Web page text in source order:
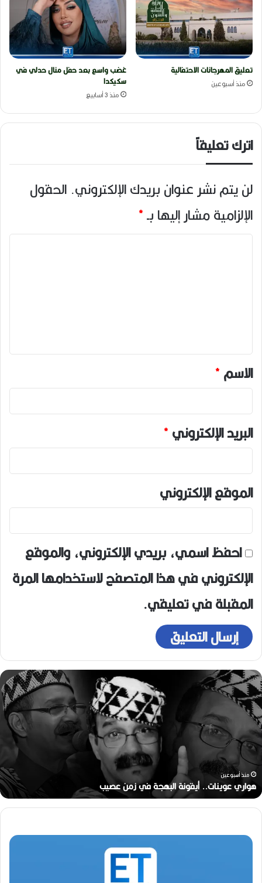
تعليق المهرجانات الاحتفالية
منذ أسبوعين
غضب واسع بعد حفل منال حدلي في
سكيكدا
منذ 3 أسابيع
اترك تعليقاً
لن يتم نشر عنوان بريدك الإلكتروني. الحقول
الإلزامية مشار إليها بـ*
ا
ق
*
الاسم*
البريد الإلكتروني*
الموقع الإلكتروني
احفظ اسمي، بريدي الإلكتروني، والموقع
الإلكتروني في هذا المتصفح لاستخدامها المرة
المقبلة في تعليقي.
ه
و
ا
ر
ي
ع
و
ي
ا
ت
.
منذ أسبوعين
هواري عوينات.. أيقونة البهجة في زمن عصيب